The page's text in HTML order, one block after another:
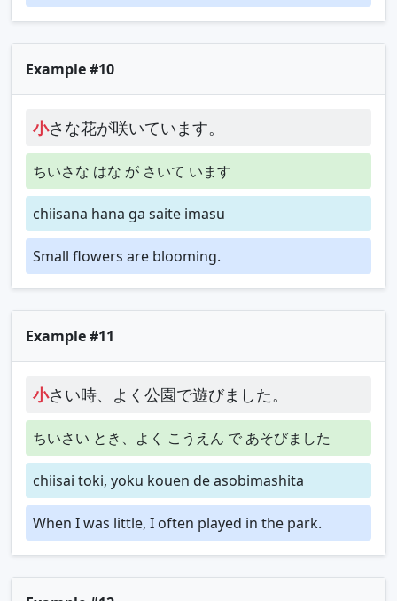
Example #10
小さな花が咲いています。
ちいさな はな が さいて います
chiisana hana ga saite imasu
Small flowers are blooming.
Example #11
小さい時、よく公園で遊びました。
ちいさい とき、よく こうえん で あそびました
chiisai toki, yoku kouen de asobimashita
When I was little, I often played in the park.